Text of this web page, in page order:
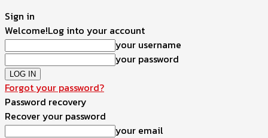
Sign in
Welcome!Log into your account
your username
your password
Forgot your password?
Password recovery
Recover your password
your email